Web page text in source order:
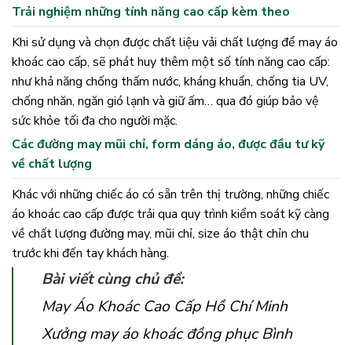
Trải nghiệm những tính năng cao cấp kèm theo
Khi sử dụng và chọn được chất liệu vải chất lượng để may áo
khoác cao cấp, sẽ phát huy thêm một số tính năng cao cấp:
như khả năng chống thấm nước, kháng khuẩn, chống tia UV,
chống nhăn, ngăn gió lạnh và giữ ấm… qua đó giúp bảo vệ
sức khỏe tối đa cho người mặc.
Các đường may mũi chỉ, form dáng áo, được đầu tư kỹ
về chất lượng
Khác với những chiếc áo có sẵn trên thị trường, những chiếc
áo khoác cao cấp được trải qua quy trình kiểm soát kỹ càng
về chất lượng đường may, mũi chỉ, size áo thật chỉn chu
trước khi đến tay khách hàng.
Bài viết cùng chủ đề:
May Áo Khoác Cao Cấp Hồ Chí Minh
Xưởng may áo khoác đồng phục Bình